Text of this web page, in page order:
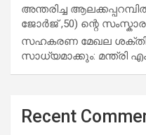
അന്തരിച്ച
ജോർജ് ,50) ന്റെ
സഹകരണ മേഖല
സാധ്യമാക്കും: മന്ത്രി
Recent